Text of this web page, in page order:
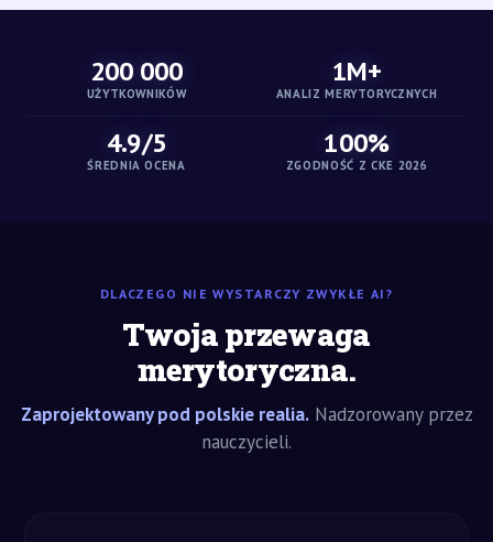
200 000
UŻYTKOWNIKÓW
1M+
ANALIZ MERYTORYCZNYCH
4.9/5
ŚREDNIA OCENA
100%
ZGODNOŚĆ Z CKE 2026
DLACZEGO NIE WYSTARCZY ZWYKŁE AI?
Twoja przewaga
merytoryczna.
Zaprojektowany pod polskie realia.Nadzorowany przez
nauczycieli.